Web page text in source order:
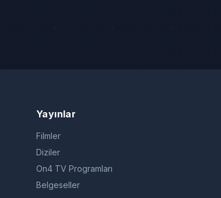
Yayınlar
Filmler
Diziler
On4 TV Programları
Belgeseller